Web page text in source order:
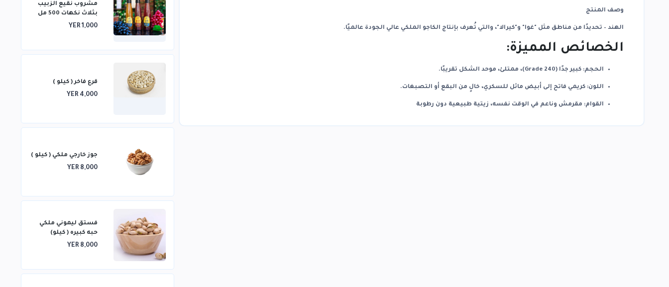
وصف المنتج
الهند – تحديدًا من مناطق مثل "غوا" و"كيرالا"، والتي تُعرف بإنتاج الكاجو الملكي عالي الجودة عالميًا.
الخصائص المميزة:
الحجم: كبير جدًا (Grade 240)، ممتلئ، موحد الشكل تقريبًا.
اللون: كريمي فاتح إلى أبيض مائل للسكري، خالٍ من البقع أو التصبغات.
القوام: مقرمش وناعم في الوقت نفسه، زيتية طبيعية دون رطوبة
مشروب نقيع الزبيب
بثلاث نكهات 500 مل
YER 1,000
قرع فاخر ( كيلو )
YER 4,000
جوز خارجي ملكي ( كيلو )
YER 8,000
فستق ليموني ملكي
حبه كبيره ( كيلو)
YER 8,000